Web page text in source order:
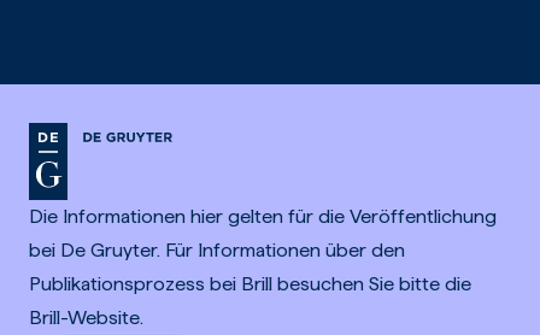
Die Informationen hier gelten für die Veröffentlichung
bei De Gruyter. Für Informationen über den
Publikationsprozess bei Brill besuchen Sie bitte die
Brill-Website.